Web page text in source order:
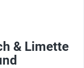
& Limette